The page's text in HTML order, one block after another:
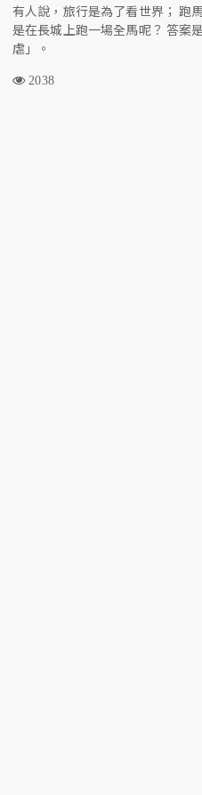
有人說，旅行是為了看世界； 跑
是在長城上跑一場全馬呢？ 答案
虐」。
2038